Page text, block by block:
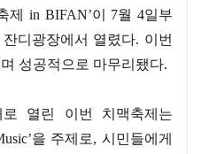
제 in BIFAN’이 7월 4일부
디광장에서 열렸다. 이번
성공적으로 마무리됐다.
열린 이번 치맥축제는
을 주제로, 시민들에게